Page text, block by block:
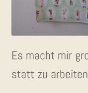
Es macht mir
statt zu